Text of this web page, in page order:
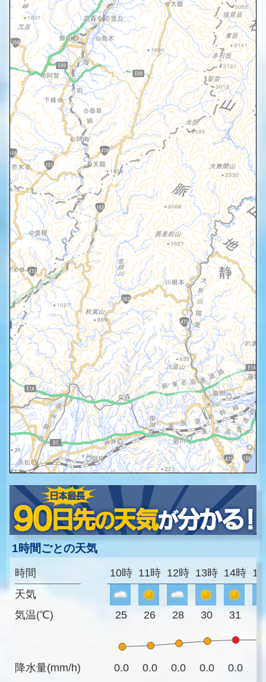
1時間ごとの天気
時間
天気
気温(℃)
降水量(mm/h)
10時 11時 12時 13時 14時
25 26 28 30 31
0.0 0.0 0.0 0.0 0.0